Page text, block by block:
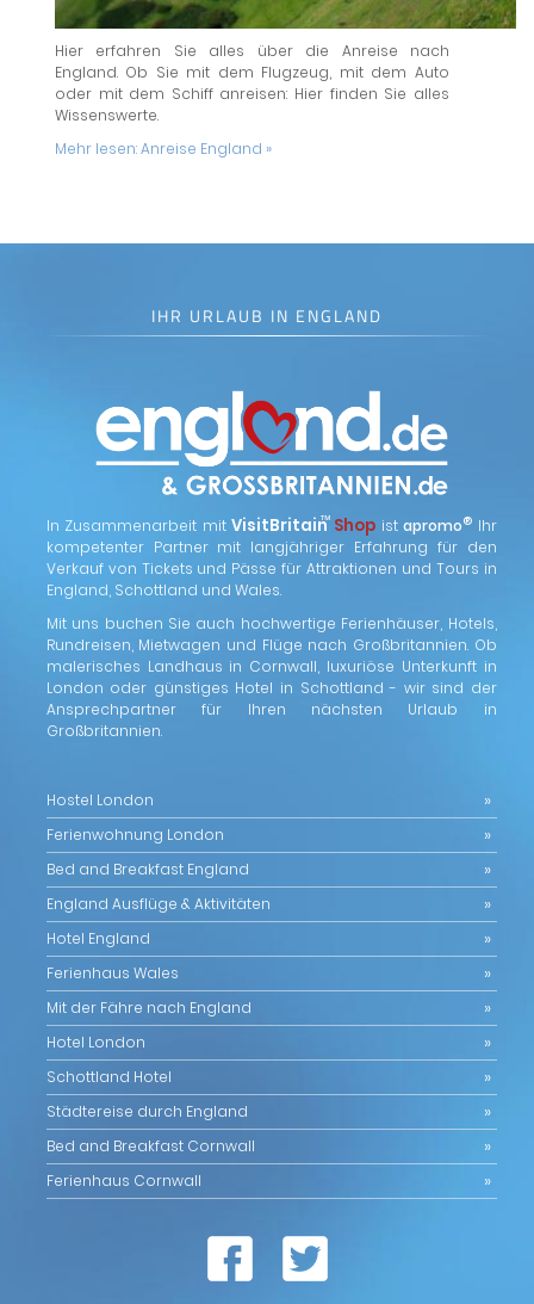
Hier erfahren Sie alles über die Anreise nach
England. Ob Sie mit dem Flugzeug, mit dem Auto
oder mit dem Schiff anreisen: Hier finden Sie alles
Wissenswerte.
Mehr lesen:Anreise England »
IHR URLAUB IN ENGLAND
In Zusammenarbeit mitVisitBritain
™ Shop istapromo® Ihr
kompetenter Partner mit langjähriger Erfahrung für den
Verkauf von Tickets und Pässe für Attraktionen und Tours in
England, Schottland und Wales.
Mit uns buchen Sie auch hochwertige Ferienhäuser, Hotels,
Rundreisen, Mietwagen und Flüge nach Großbritannien. Ob
malerisches Landhaus in Cornwall, luxuriöse Unterkunft in
London oder günstiges Hotel in Schottland - wir sind der
Ansprechpartner für Ihren nächsten Urlaub in
Großbritannien.
Hostel London
Ferienwohnung London
Bed and Breakfast England
England Ausflüge & Aktivitäten
Hotel England
Ferienhaus Wales
Mit der Fähre nach England
Hotel London
Schottland Hotel
Städtereise durch England
Bed and Breakfast Cornwall
Ferienhaus Cornwall